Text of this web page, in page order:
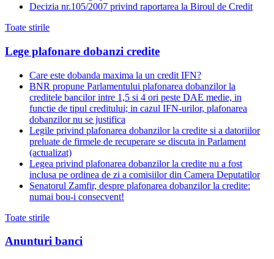
Decizia nr.105/2007 privind raportarea la Biroul de Credit
Toate stirile
Lege plafonare dobanzi credite
Care este dobanda maxima la un credit IFN?
BNR propune Parlamentului plafonarea dobanzilor la
creditele bancilor intre 1,5 si 4 ori peste DAE medie, in
functie de tipul creditului; in cazul IFN-urilor, plafonarea
dobanzilor nu se justifica
Legile privind plafonarea dobanzilor la credite si a datoriilor
preluate de firmele de recuperare se discuta in Parlament
(actualizat)
Legea privind plafonarea dobanzilor la credite nu a fost
inclusa pe ordinea de zi a comisiilor din Camera Deputatilor
Senatorul Zamfir, despre plafonarea dobanzilor la credite:
numai bou-i consecvent!
Toate stirile
Anunturi banci